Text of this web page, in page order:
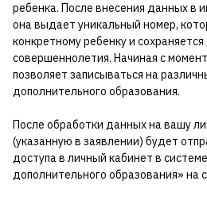
ребенка. После внесения данных в
она выдает уникальный номер,
конкретному ребенку и
совершеннолетия. Начиная с
позволяет записываться на
дополнительного образования.
После обработки данных на вашу
(указанную в заявлении) будет
доступа в личный кабинет в
дополнительного образования» на